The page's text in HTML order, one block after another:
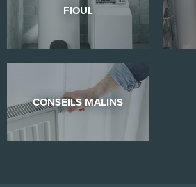
FIOUL
CONSEILS MALINS